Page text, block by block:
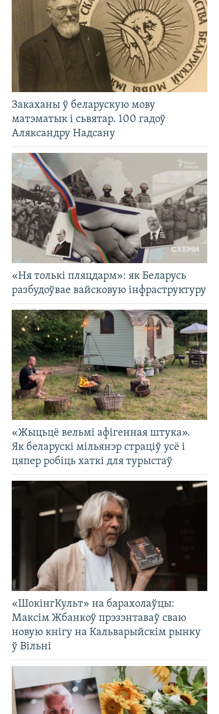
Закаханы ў беларускую мову
матэматык і сьвятар. 100 гадоў
Аляксандру Надсану
«Ня толькі пляцдарм»: як Беларусь
разбудоўвае вайсковую інфраструктуру
«Жыцьцё вельмі афігенная штука».
Як беларускі мільянэр страціў усё і
цяпер робіць хаткі для турыстаў
«ШокінгКульт» на барахолаўцы:
Максім Жбанкоў прэзэнтаваў сваю
новую кнігу на Кальварыйскім рынку
ў Вільні